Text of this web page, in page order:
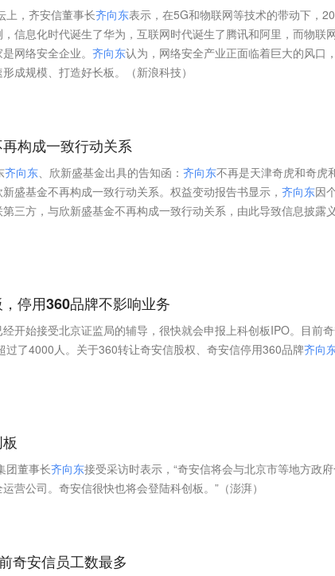
上，齐安信董事长齐向东表示，在5G和物联网等技术的带动下，
信息化时代诞生了华为，互联网时代诞生了腾讯和阿里，而物联
网络安全企业。 齐向东认为，网络安全产业正面临着巨大的风口
成规模、打造好长板。（新浪科技）
构成一致行动关系
齐向东、欣新盛基金出具的告知函： 齐向东不再是天津奇虎和奇虎
盛基金不再构成一致行动关系。权益变动报告书显示， 齐向东因
三方，与欣新盛基金不再构成一致行动关系，由此导致信息披露
停用360品牌不影响业务
开始接受北京证监局的辅导，很快就会申报上科创板IPO。目前
了4000人。关于360转让奇安信股权、奇安信停用360品牌齐向
团董事长齐向东接受采访时表示，“奇安信将会与北京市等地方政
营公司。奇安信很快也将会登陆科创板。”（澎湃）
奇安信员工数最多